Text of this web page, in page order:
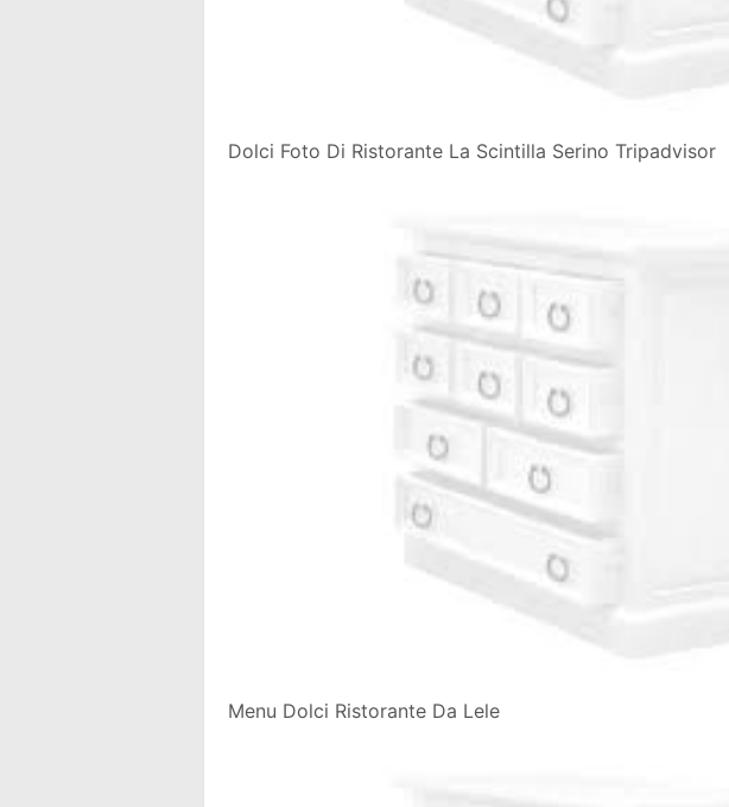
Dolci Foto Di Ristorante La Scintilla Serino Tripadvisor
Menu Dolci Ristorante Da Lele